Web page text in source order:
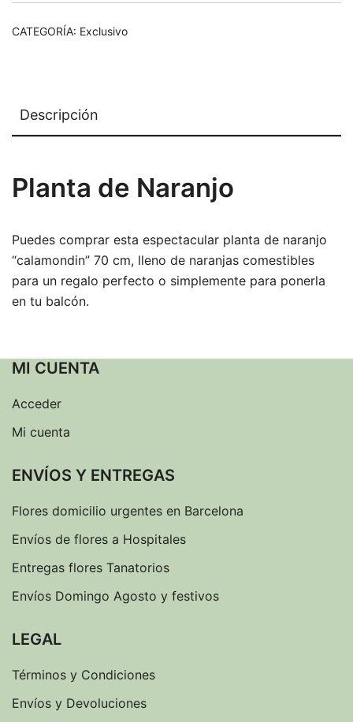
CATEGORÍA: Exclusivo
Descripción
Planta de Naranjo
Puedes comprar esta espectacular planta de naranjo
“calamondin” 70 cm, lleno de naranjas comestibles
para un regalo perfecto o simplemente para ponerla
en tu balcón.
MI CUENTA
Acceder
Mi cuenta
ENVÍOS Y ENTREGAS
Flores domicilio urgentes en Barcelona
Envíos de flores a Hospitales
Entregas flores Tanatorios
Envíos Domingo Agosto y festivos
LEGAL
Términos y Condiciones
Envíos y Devoluciones